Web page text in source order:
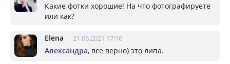
Какие фотки хорошие! На что фотографируете
или как?
Elena 21.06.2021 17:16
Александра, все верно) это липа.